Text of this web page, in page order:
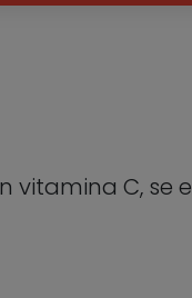
vitamina C, se